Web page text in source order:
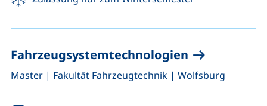
Fahrzeugsystemtechnologien
Master, | Fakultät Fahrzeugtechnik | Wolfsburg